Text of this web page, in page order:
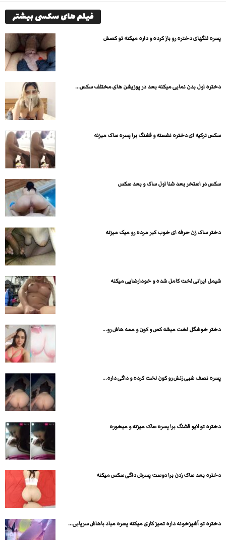
فیلم های سکسی بیشتر
پسره لنگهای دختره رو باز کرده و داره میکنه تو کصش
دختره اول بدن نمایی میکنه بعد در پوزیشن های مختلف سکس...
سکس ترکیه ای دختره نشسته و قشنگ برا پسره ساک میزنه
سکس در استخر بعد شنا اول ساک و بعد سکس
دختر ساک زن حرفه ای خوب کیر مرده رو میک میزنه
شیمل ایرانی لخت کامل شده و خودارضایی میکنه
دختر خوشگل لخت میشه کص و کون و ممه هاش رو...
پسره نصف شبی زنش رو کون لخت کرده و داگی داره...
دختره تو لایو قشنگ برا پسره ساک میزنه و میخوره
دختره بعد ساک زدن برا دوست پسرش داگی سکس میکنه
دختره تو آشپزخونه داره تمیز کاری میکنه پسره میاد باهاش سرپایی...